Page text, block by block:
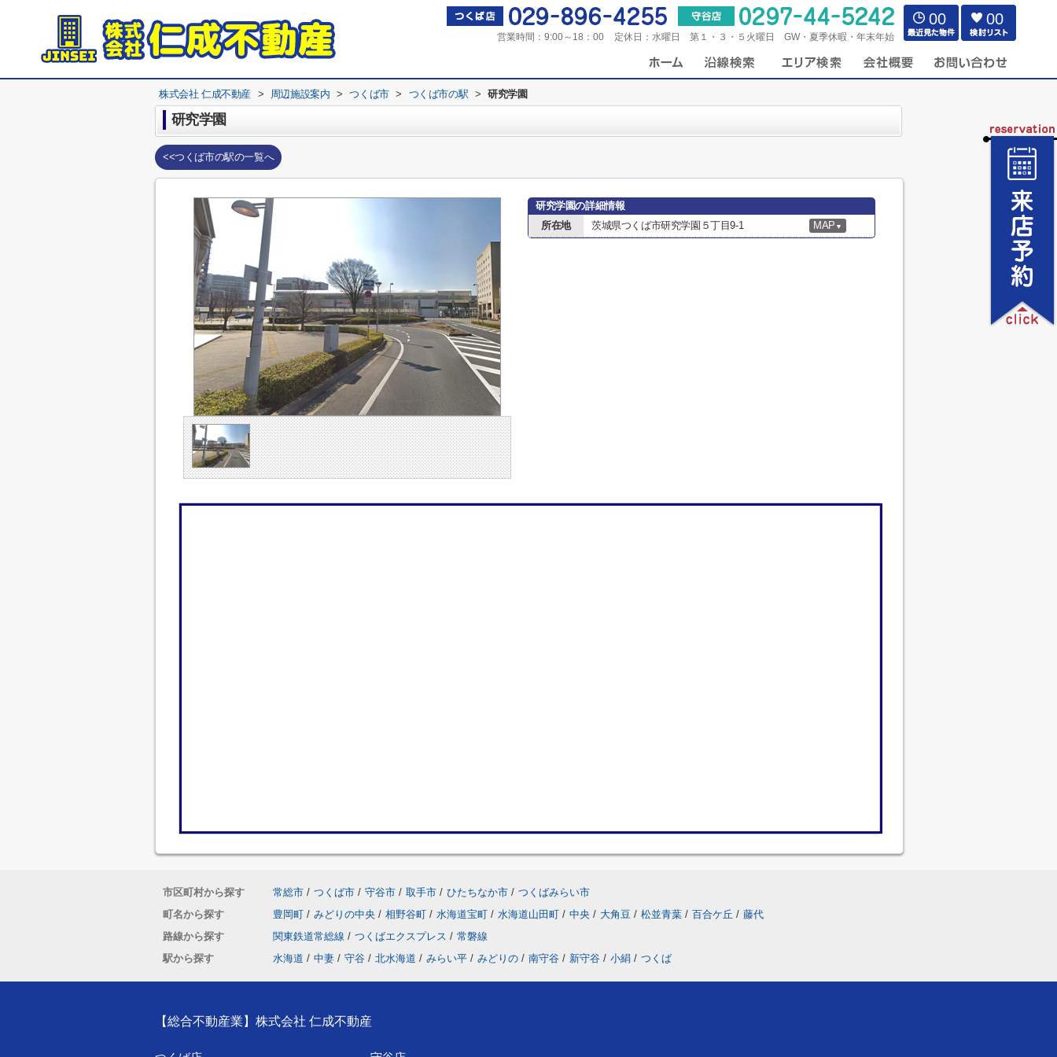
営業時間： 9:00～18：00 定休日： 水曜日 第１・３・５火曜日 GW・夏季休暇・年末年始
00 00
株式会社 仁成不動産 > 周辺施設案内 > つくば市 > つくば市の駅 > 研究学園
研究学園
<<つくば市の駅の一覧へ
研究学園の詳細情報
所在地
茨城県つくば市研究学園５丁目9-1 MAP ▼
市区町村から探す 常総市 / つくば市 / 守谷市 / 取手市 / ひたちなか市 / つくばみらい市
町名から探す
豊岡町 / みどりの中央 / 相野谷町 / 水海道宝町 / 水海道山田町 / 中央 / 大角豆 / 松並青葉 / 百合ケ丘 / 藤代
路線から探す
関東鉄道常総線 / つくばエクスプレス / 常磐線
駅から探す
水海道 / 中妻 / 守谷 / 北水海道 / みらい平 / みどりの / 南守谷 / 新守谷 / 小絹 / つくば
【総合不動産業】株式会社 仁成不動産